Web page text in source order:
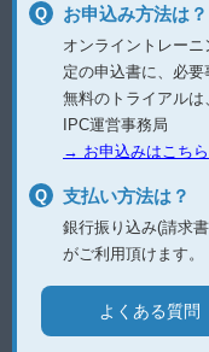
お申込み方法は？
オンライントレーニ
定の申込書に、必要
無料のトライアルは
IPC運営事務局
→ お申込みはこちら
支払い方法は？
銀行振り込み(請求
がご利用頂けます。
よくある質問